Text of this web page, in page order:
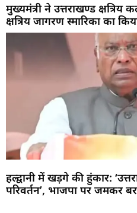
मुख्यमंत्री ने उत्तराखण्ड
क्षत्रिय जागरण स्मारिका का
हल्द्वानी में खड़गे की हुंकार:
परिवर्तन’, भाजपा पर जमकर